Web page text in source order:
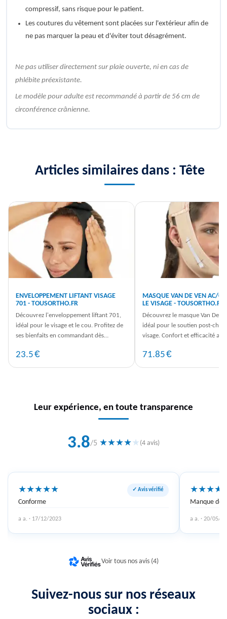
compressif, sans risque pour le patient.
Les coutures du vêtement sont placées sur l'extérieur afin de
ne pas marquer la peau et d'éviter tout désagrément.
Ne pas utiliser directement sur plaie ouverte, ni en cas de
phlébite préexistante.
Le modèle pour adulte est recommandé à partir de 56 cm de
circonférence crânienne.
Articles similaires dans : Tête
ENVELOPPEMENT LIFTANT VISAGE
701 - TOUSORTHO.FR
Découvrez l'enveloppement liftant 701,
idéal pour le visage et le cou. Profitez de
ses bienfaits en commandant dès
23.5€
MASQUE VAN DE VEN AC/
LE VISAGE - TOUSORTHO.FR
Découvrez le masque Van De
idéal pour le soutien post-
visage. Confort et efficacité au
71.85€
Leur expérience, en toute transparence
3.8/5 ★★★★★ (4 avis)
★★★★★ ✓ Avis vérifié
Conforme
a a. · 17/12/2023
★★★★
Manque de
a a. · 20/05/
Voir tous nos avis (4)
Suivez-nous sur nos réseaux
sociaux :